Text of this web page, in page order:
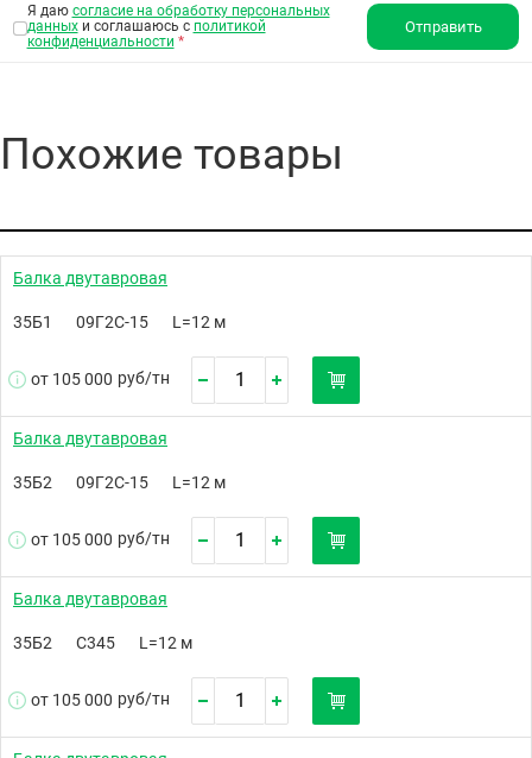
Я даю согласие на обработку персональных
данныхи соглашаюсь с политикой
конфиденциальности *
Отправить
Похожие товары
Балка двутавровая
35Б1 09Г2С-15 L=12 м
от 105 000 руб/тн
Балка двутавровая
35Б2 09Г2С-15 L=12 м
от 105 000 руб/тн
Балка двутавровая
35Б2 С345 L=12 м
от 105 000 руб/тн